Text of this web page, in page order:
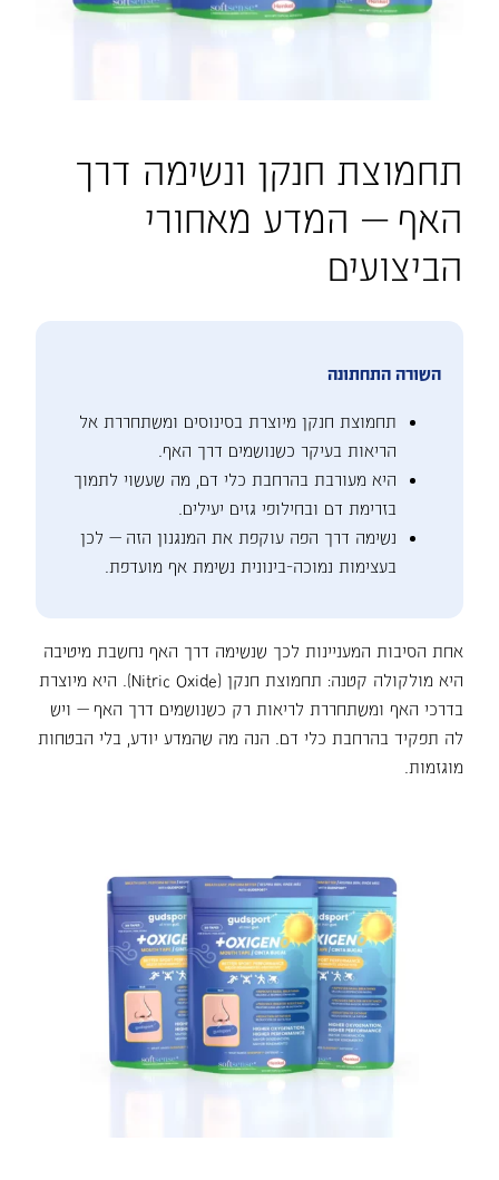
תחמוצת חנקן ונשימה דרך
האף — המדע מאחורי
הביצועים
השורה התחתונה
תחמוצת חנקן מיוצרת בסינוסים ומשתחררת אל
הריאות בעיקר כשנושמים דרך האף.
היא מעורבת בהרחבת כלי דם, מה שעשוי לתמוך
בזרימת דם ובחילופי גזים יעילים.
נשימה דרך הפה עוקפת את המנגנון הזה — לכן
בעצימות נמוכה-בינונית נשימת אף מועדפת.
אחת הסיבות המעניינות לכך שנשימה דרך האף נחשבת מיטיבה
היא מולקולה קטנה: תחמוצת חנקן (Nitric Oxide). היא מיוצרת
בדרכי האף ומשתחררת לריאות רק כשנושמים דרך האף — ויש
לה תפקיד בהרחבת כלי דם. הנה מה שהמדע יודע, בלי הבטחות
מוגזמות.